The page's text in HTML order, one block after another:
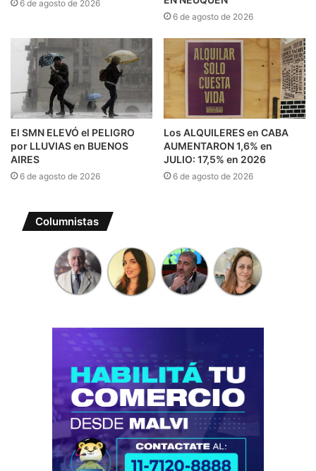
6 de agosto de 2026
6 de agosto de 2026
El SMN ELEVÓ el PELIGRO
por LLUVIAS en BUENOS
AIRES
6 de agosto de 2026
Los ALQUILERES en CABA
AUMENTARON 1,6% en
JULIO: 17,5% en 2026
6 de agosto de 2026
Columnistas